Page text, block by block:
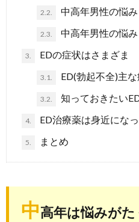
2.2. 中高年男性の悩み
2.3. 中高年男性の悩
3. EDの症状はさまざま
3.1. ED(勃起不全)主
3.2. 知っておきたい
4. ED治療薬は身近にな
5. まとめ
中高年は悩みが